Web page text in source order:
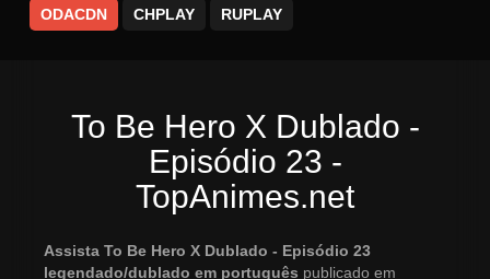
ODACDN CHPLAY RUPLAY
To Be Hero X Dublado -
Episódio 23 -
TopAnimes.net
Assista To Be Hero X Dublado - Episódio 23
legendado/dublado em português publicado em